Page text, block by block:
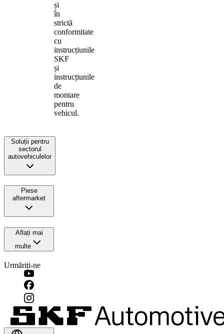
și
în
strictă
conformitate
cu
instrucțiunile
SKF
și
instrucțiunile
de
montare
pentru
vehicul.
Soluții pentru
sectorul
autovehiculelor
Piese
aftermarket
Aflați mai
multe
Urmăriți-ne